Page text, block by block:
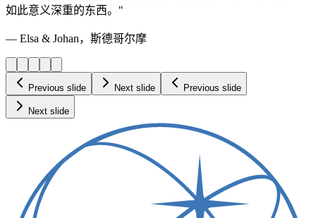
如此意义深重的东西。"
— Elsa & Johan，斯德哥尔摩
Previous slide Next slide Previous slide
Next slide